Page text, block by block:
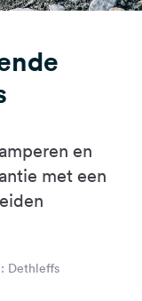
en
met een
Dethleffs